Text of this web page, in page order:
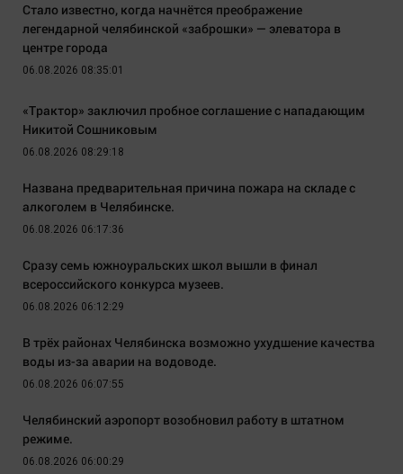
Стало известно, когда начнётся преображение
легендарной челябинской «заброшки» — элеватора в
центре города
06.08.2026 08:35:01
«Трактор» заключил пробное соглашение с нападающим
Никитой Сошниковым
06.08.2026 08:29:18
Названа предварительная причина пожара на складе с
алкоголем в Челябинске.
06.08.2026 06:17:36
Сразу семь южноуральских школ вышли в финал
всероссийского конкурса музеев.
06.08.2026 06:12:29
В трёх районах Челябинска возможно ухудшение качества
воды из-за аварии на водоводе.
06.08.2026 06:07:55
Челябинский аэропорт возобновил работу в штатном
режиме.
06.08.2026 06:00:29